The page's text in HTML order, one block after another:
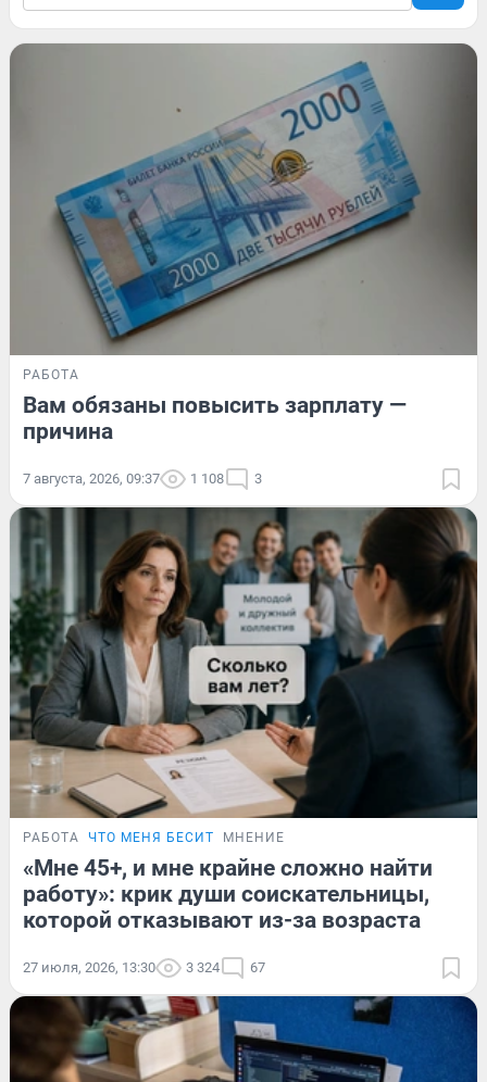
РАБОТА
Вам обязаны повысить зарплату —
причина
7 августа, 2026, 09:37 1 108 3
РАБОТА ЧТО МЕНЯ БЕСИТ МНЕНИЕ
«Мне 45+, и мне крайне сложно найти
работу»: крик души соискательницы,
которой отказывают из-за возраста
27 июля, 2026, 13:30 3 324 67